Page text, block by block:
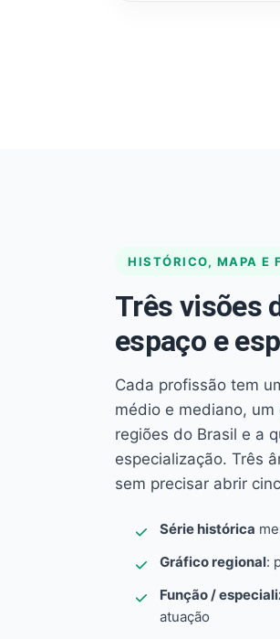
HISTÓRICO, MAPA E
Três visões
espaço e
Cada profissão tem
médio e mediano,
regiões do Brasil e a
especialização. Três
sem precisar abrir
Série histórica
Gráfico regional:
Função /
atuação